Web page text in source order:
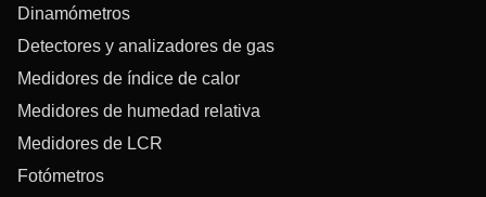
Dinamómetros
Detectores y analizadores de gas
Medidores de índice de calor
Medidores de humedad relativa
Medidores de LCR
Fotómetros